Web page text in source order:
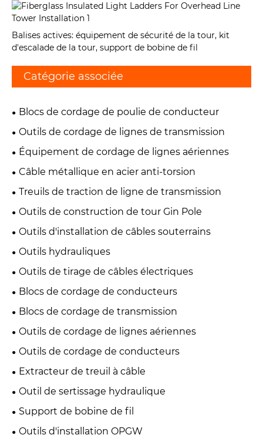
Balises actives: équipement de sécurité de la tour, kit
d'escalade de la tour, support de bobine de fil
Catégorie associée
Blocs de cordage de poulie de conducteur
Outils de cordage de lignes de transmission
Équipement de cordage de lignes aériennes
Câble métallique en acier anti-torsion
Treuils de traction de ligne de transmission
Outils de construction de tour Gin Pole
Outils d'installation de câbles souterrains
Outils hydrauliques
Outils de tirage de câbles électriques
Blocs de cordage de conducteurs
Blocs de cordage de transmission
Outils de cordage de lignes aériennes
Outils de cordage de conducteurs
Extracteur de treuil à câble
Outil de sertissage hydraulique
Support de bobine de fil
Outils d'installation OPGW